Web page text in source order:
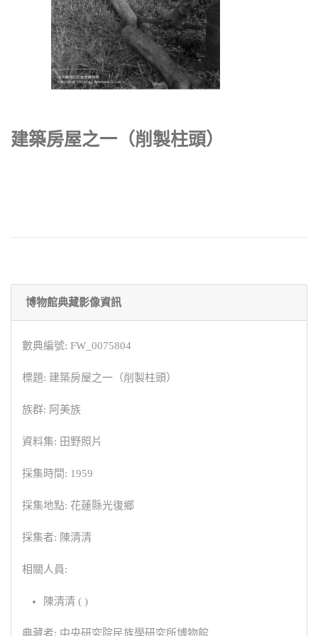
建築房屋之一（削製柱頭）
博物館典藏影像資訊
數典編號: FW_0075804
標題: 建築房屋之一（削製柱頭）
族群: 阿美族
資料集: 田野照片
採集時間: 1959
採集地點: 花蓮縣光復鄉
採集者: 陳清清
相關人員:
陳清清 ( )
典藏者: 中央研究院民族學研究所博物館